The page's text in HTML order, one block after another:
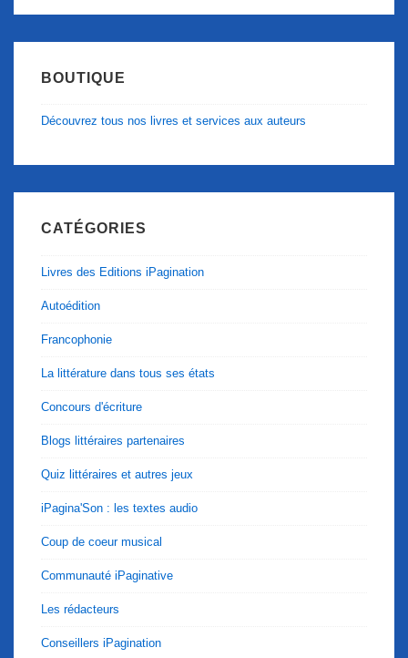
BOUTIQUE
Découvrez tous nos livres et services aux auteurs
CATÉGORIES
Livres des Editions iPagination
Autoédition
Francophonie
La littérature dans tous ses états
Concours d'écriture
Blogs littéraires partenaires
Quiz littéraires et autres jeux
iPagina'Son : les textes audio
Coup de coeur musical
Communauté iPaginative
Les rédacteurs
Conseillers iPagination